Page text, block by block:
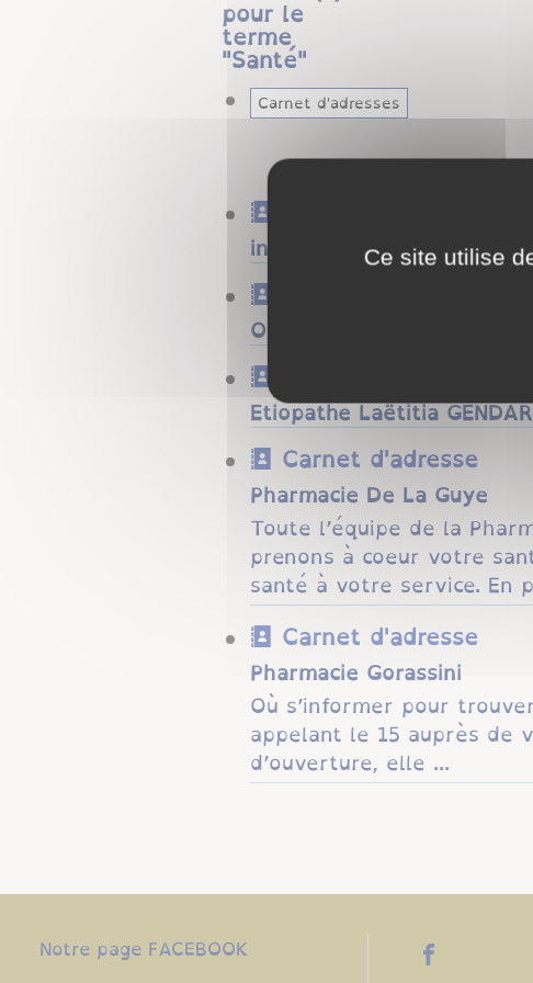
pour le
terme
"Santé"
Carnet d'adresses
infirmière Floriane Nollot
Ostéopathe Claire Inacio
Etiopathe Laëtitia
Carnet d'adresse
Pharmacie De La Guye
Toute l’équipe de la
prenons à coeur votre
santé à votre service. En
Carnet d'adresse
Pharmacie Gorassini
Où s’informer pour
appelant le 15 auprès de
d’ouverture, elle ...
Notre page FACEBOOK
Ce site utilise